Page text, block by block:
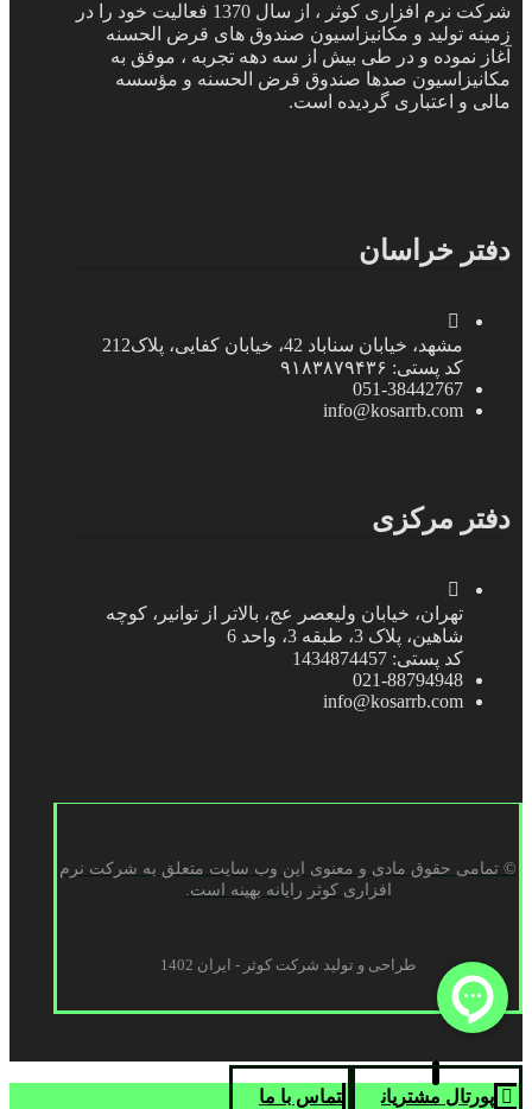
شرکت نرم افزاری کوثر ، از سال 1370 فعالیت خود را در
زمینه تولید و مکانیزاسیون صندوق های قرض الحسنه
آغاز نموده و در طی بیش از سه دهه تجربه ، موفق به
مکانیزاسیون صدها صندوق قرض الحسنه و مؤسسه
مالی و اعتباری گردیده است.
دفتر خراسان
مشهد، خیابان سناباد 42، خیابان کفایی، پلاک212
کد پستی: ۹۱۸۳۸۷۹۴۳۶
051-38442767
info@kosarrb.com
دفتر مرکزی
تهران، خیابان ولیعصر عج، بالاتر از توانیر، کوچه
شاهین، پلاک 3، طبقه 3، واحد 6
کد پستی: 1434874457
021-88794948
info@kosarrb.com
© تمامی حقوق مادی و معنوی این وب سایت متعلق به شرکت نرم
افزاری کوثر رایانه بهینه است.
طراحی و تولید شرکت کوثر - ایران 1402
پورتال مشتریان تماس با ما